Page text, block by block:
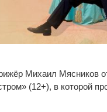
Михаил Мясников
» (12+), в которой